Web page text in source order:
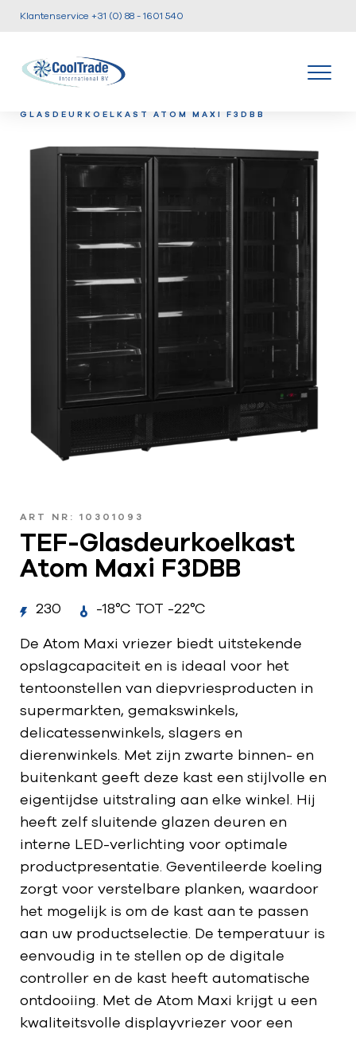
Klantenservice +31 (0) 88 - 1601 540
GLASDEURKOELKAST ATOM MAXI F3DBB
ART NR: 10301093
TEF-Glasdeurkoelkast
Atom Maxi F3DBB
230 -18°C TOT -22°C
De Atom Maxi vriezer biedt uitstekende
opslagcapaciteit en is ideaal voor het
tentoonstellen van diepvriesproducten in
supermarkten, gemakswinkels,
delicatessenwinkels, slagers en
dierenwinkels. Met zijn zwarte binnen- en
buitenkant geeft deze kast een stijlvolle en
eigentijdse uitstraling aan elke winkel. Hij
heeft zelf sluitende glazen deuren en
interne LED-verlichting voor optimale
productpresentatie. Geventileerde koeling
zorgt voor verstelbare planken, waardoor
het mogelijk is om de kast aan te passen
aan uw productselectie. De temperatuur is
eenvoudig in te stellen op de digitale
controller en de kast heeft automatische
ontdooiing. Met de Atom Maxi krijgt u een
kwaliteitsvolle displayvriezer voor een